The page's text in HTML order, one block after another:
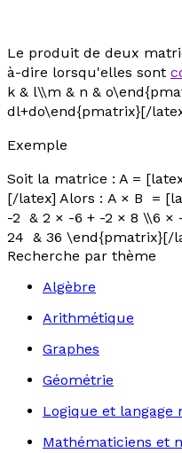
Le produit de deux
à-dire lorsqu'elles sont
k & l\\m & n &
dl+do\end{pmatrix}[/
Exemple
Soit la matrice : A =
[/latex] Alors : A × B =
-2 & 2 × -6 + -2 × 8 \\6
24 & 36 \end{pmatrix}[/
Recherche par thème
Algèbre
Arithmétique
Graphes
Géométrie
Logique et langage
Mathématiciens et